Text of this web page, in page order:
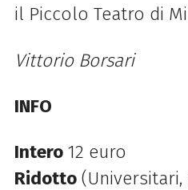
il Piccolo Teatro di
Vittorio Borsari
INFO
Intero 12
Ridotto